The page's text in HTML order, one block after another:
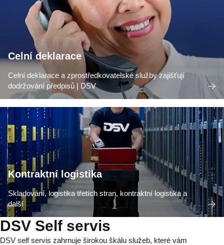
Celní deklarace
Celní deklarace a zprostředkovatelské služby zajišťují
dodržování předpisů | DSV
Kontraktní logistika
Skladování, logistika třetích stran, kontraktní logistika a
další
DSV Self servis
DSV self servis zahrnuje širokou škálu služeb, které vám